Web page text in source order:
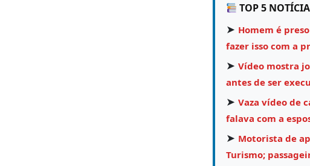
TOP 5
➤ Homem é
fazer isso com a
➤ Vídeo mostra
antes de ser
➤ Vaza vídeo de
falava com a
➤ Motorista de
Turismo;